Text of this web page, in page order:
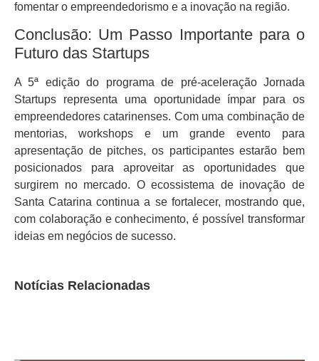
fomentar o empreendedorismo e a inovação na região.
Conclusão: Um Passo Importante para o
Futuro das Startups
A 5ª edição do programa de pré-aceleração Jornada
Startups representa uma oportunidade ímpar para os
empreendedores catarinenses. Com uma combinação de
mentorias, workshops e um grande evento para
apresentação de pitches, os participantes estarão bem
posicionados para aproveitar as oportunidades que
surgirem no mercado. O ecossistema de inovação de
Santa Catarina continua a se fortalecer, mostrando que,
com colaboração e conhecimento, é possível transformar
ideias em negócios de sucesso.
Notícias Relacionadas